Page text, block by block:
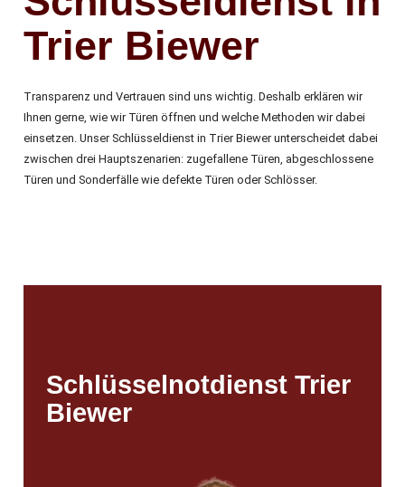
Trier Biewer
Transparenz und Vertrauen sind uns wichtig. Deshalb erklären wir
Ihnen gerne, wie wir Türen öffnen und welche Methoden wir dabei
einsetzen. Unser Schlüsseldienst in Trier Biewer unterscheidet dabei
zwischen drei Hauptszenarien: zugefallene Türen, abgeschlossene
Türen und Sonderfälle wie defekte Türen oder Schlösser.
Schlüsselnotdienst Trier
Biewer